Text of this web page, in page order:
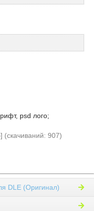
psd лого;
(cкачиваний: 907)
DLE (Оригинал)